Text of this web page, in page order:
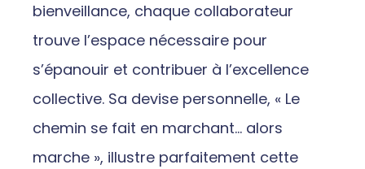
bienveillance, chaque collaborateur
trouve l’espace nécessaire pour
s’épanouir et contribuer à l’excellence
collective. Sa devise personnelle, « Le
chemin se fait en marchant… alors
marche », illustre parfaitement cette